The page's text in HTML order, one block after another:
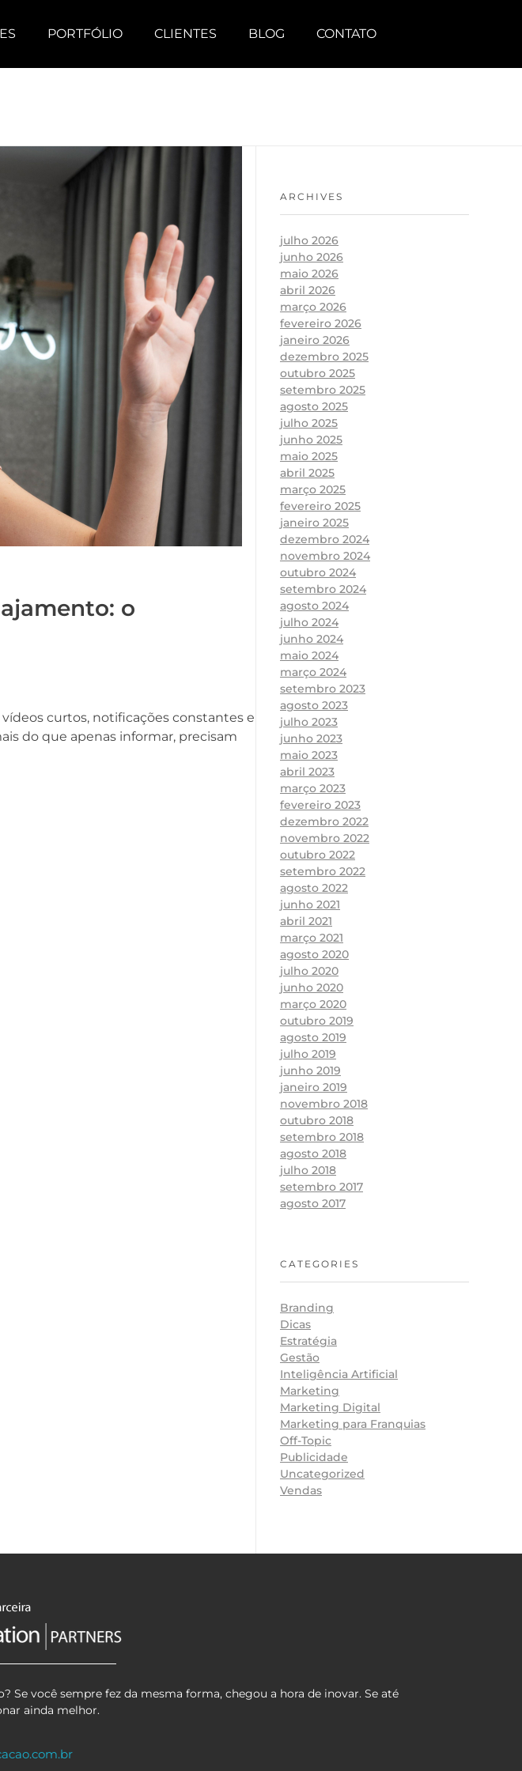
PORTFÓLIO CLIENTES BLOG CONTATO
o
curtos, notificações constantes e
do que apenas informar, precisam
ARCHIVES
julho 2026
junho 2026
maio 2026
abril 2026
março 2026
fevereiro 2026
janeiro 2026
dezembro 2025
outubro 2025
setembro 2025
agosto 2025
julho 2025
junho 2025
maio 2025
abril 2025
março 2025
fevereiro 2025
janeiro 2025
dezembro 2024
novembro 2024
outubro 2024
setembro 2024
agosto 2024
julho 2024
junho 2024
maio 2024
março 2024
setembro 2023
agosto 2023
julho 2023
junho 2023
maio 2023
abril 2023
março 2023
fevereiro 2023
dezembro 2022
novembro 2022
outubro 2022
setembro 2022
agosto 2022
junho 2021
abril 2021
março 2021
agosto 2020
julho 2020
junho 2020
março 2020
outubro 2019
agosto 2019
julho 2019
junho 2019
janeiro 2019
novembro 2018
outubro 2018
setembro 2018
agosto 2018
julho 2018
setembro 2017
agosto 2017
CATEGORIES
Branding
Dicas
Estratégia
Gestão
Inteligência Artificial
Marketing
Marketing Digital
Marketing para Franquias
Off-Topic
Publicidade
Uncategorized
Vendas
Se você sempre fez da mesma forma, chegou a hora de inovar. Se até
ainda melhor.